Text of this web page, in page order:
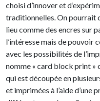
choisi d’innover et
traditionnelles. On pourrait
lieu comme des encres sur
l’intéresse mais de pouvoir
avec les possibilités de
nomme « card block print »
qui est découpée en
et imprimées à l’aide d’une